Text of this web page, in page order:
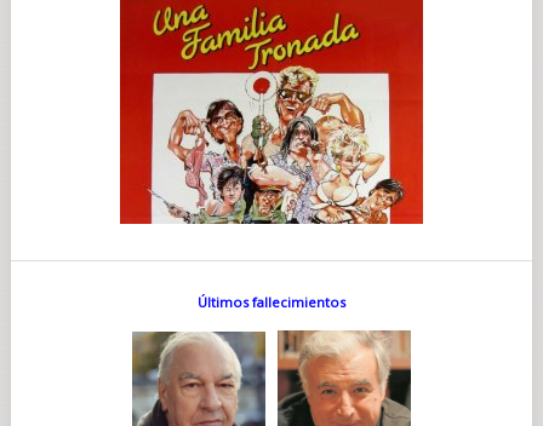
Últimos fallecimientos